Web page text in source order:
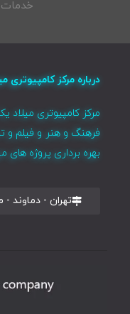
خدمات
درباره مرکز کامپیوتری
مرکز کامپیوتری
فرهنگ و هنر و فیلم و
بهره برداری پروژه
تهران - دماوند